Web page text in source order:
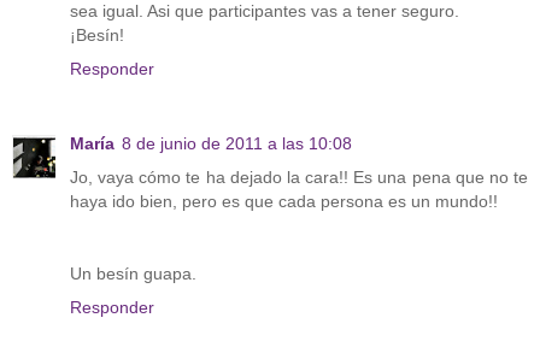
sea igual. Asi que participantes vas a tener seguro.
¡Besín!
Responder
María 8 de junio de 2011 a las 10:08
Jo, vaya cómo te ha dejado la cara!! Es una pena que no te
haya ido bien, pero es que cada persona es un mundo!!
Un besín guapa.
Responder